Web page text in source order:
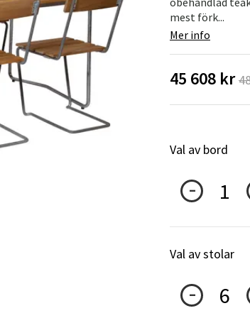
Underhållsprodukter
Småförvaring
mest förk...
Mer info
45 608 kr
Val av bord
1
Val av stolar
6